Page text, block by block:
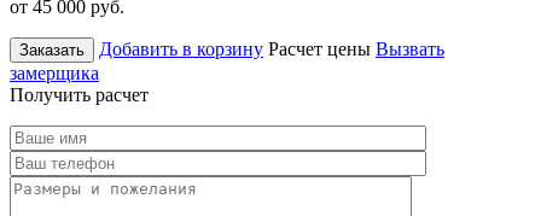
от 45 000 руб.
Заказать Добавить в корзину Расчет цены Вызвать
замерщика
Получить расчет